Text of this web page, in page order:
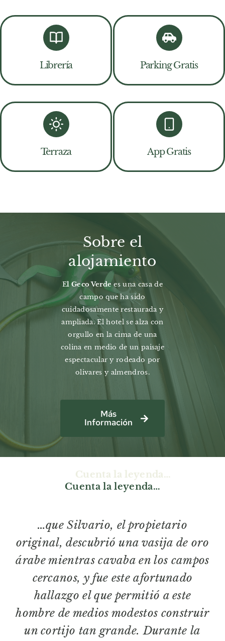
Librería Parking Gratis
Terraza App Gratis
Sobre el
alojamiento
El Geco Verdees una casa de
campo que ha sido
cuidadosamente restaurada y
ampliada. El hotel se alza con
orgullo en la cima de una
colina en medio de un paisaje
espectacular y rodeado por
olivares y almendros.
Más
Información
Cuenta la leyenda…
…que Silvario, el propietario
original, descubrió una vasija de oro
árabe mientras cavaba en los campos
cercanos, y fue este afortunado
hallazgo el que permitió a este
hombre de medios modestos construir
un cortijo tan grande. Durante la